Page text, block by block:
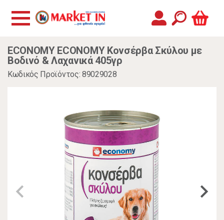
ECONOMY ECONOMY Κονσέρβα Σκύλου με
Βοδινό & Λαχανικά 405γρ
Κωδικός Προϊόντος: 89029028